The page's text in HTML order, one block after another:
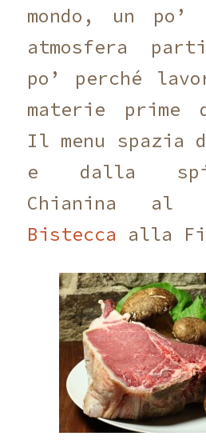
mondo, un
atmosfera
po’ perché
materie
Il menu
e dalla
Chianina al
Bistecca alla